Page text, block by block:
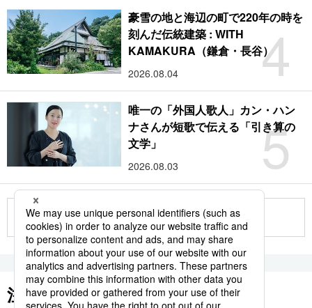
4
豪雪の地と海辺の町で220年の時を
刻んだ伝統建築 : WITH
KAMAKURA（鎌倉・長谷）
2026.08.04
5
唯一の「外国人歌人」カン・ハン
ナさんが短歌で伝える「引き算の
文学」
2026.08.03
もっと見る
注目のキーワード